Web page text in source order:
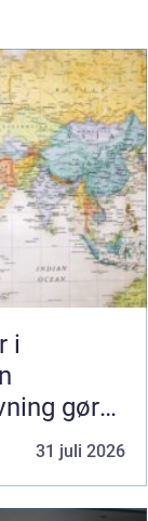
i
gøre
31 juli 2026